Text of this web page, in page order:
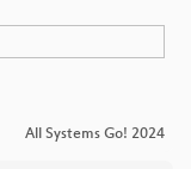
All Systems Go! 2024